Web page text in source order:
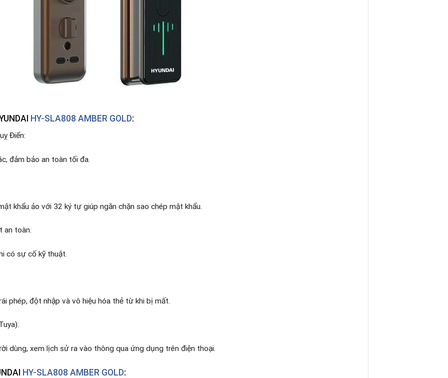
HY-SLA808 AMBER GOLD:
Điển:
đảm bảo an toàn tối đa.
khẩu ảo với 32 ký tự giúp ngăn chặn sao chép mật khẩu.
an toàn:
có sự cố kỹ thuật.
phép, đột nhập và vô hiệu hóa thẻ từ khi bị mất.
dùng, xem lịch sử ra vào thông qua ứng dụng trên điện thoại.
HY-SLA808 AMBER GOLD: